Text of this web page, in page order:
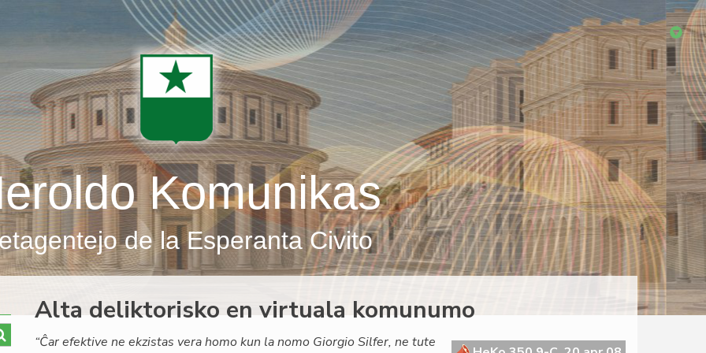
Komunikas
de la Esperanta Civito
Alta deliktorisko en virtuala komunumo
“Ĉar efektive ne ekzistas vera homo kun la nomo Giorgio Silfer, ne tute